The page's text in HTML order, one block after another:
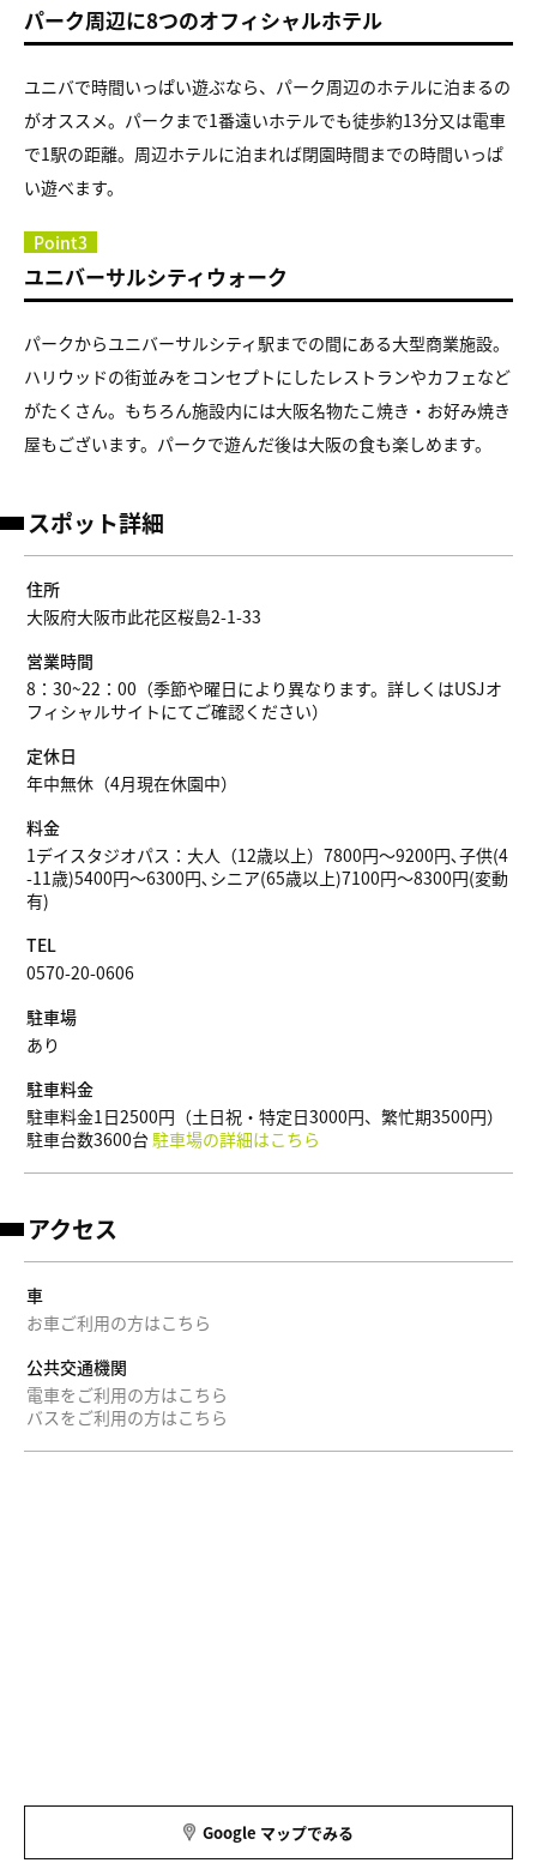
パーク周辺に8つのオフィシャルホテル
ユニバで時間いっぱい遊ぶなら、パーク周辺のホテルに泊まるの
がオススメ。パークまで1番遠いホテルでも徒歩約13分又は電車
で1駅の距離。周辺ホテルに泊まれば閉園時間までの時間いっぱ
い遊べます。
Point3
ユニバーサルシティウォーク
パークからユニバーサルシティ駅までの間にある大型商業施設。
ハリウッドの街並みをコンセプトにしたレストランやカフェなど
がたくさん。もちろん施設内には大阪名物たこ焼き・お好み焼き
屋もございます。パークで遊んだ後は大阪の食も楽しめます。
スポット詳細
住所
大阪府大阪市此花区桜島2-1-33
営業時間
8：30~22：00（季節や曜日により異なります。詳しくはUSJオ
フィシャルサイトにてご確認ください）
定休日
年中無休（4月現在休園中）
料金
1デイスタジオパス：大人（12歳以上）7800円～9200円､子供(4
-11歳)5400円～6300円､シニア(65歳以上)7100円～8300円(変動
有)
TEL
0570-20-0606
駐車場
あり
駐車料金
駐車料金1日2500円（土日祝・特定日3000円、繁忙期3500円）
駐車台数3600台 駐車場の詳細はこちら
アクセス
車
お車ご利用の方はこちら
公共交通機関
電車をご利用の方はこちら
バスをご利用の方はこちら
Google マップでみる